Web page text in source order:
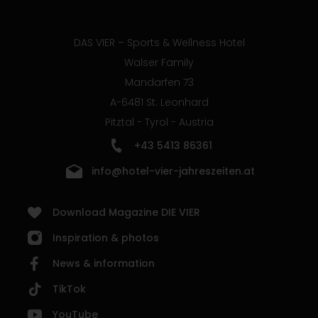
DAS VIER – Sports & Wellness Hotel
Walser Family
Mandarfen 73
A-6481 St. Leonhard
Pitztal - Tyrol - Austria
+43 5413 86361
info@hotel-vier-jahreszeiten.at
Download Magazine DIE VIER
Inspiration & photos
News & information
TikTok
YouTube